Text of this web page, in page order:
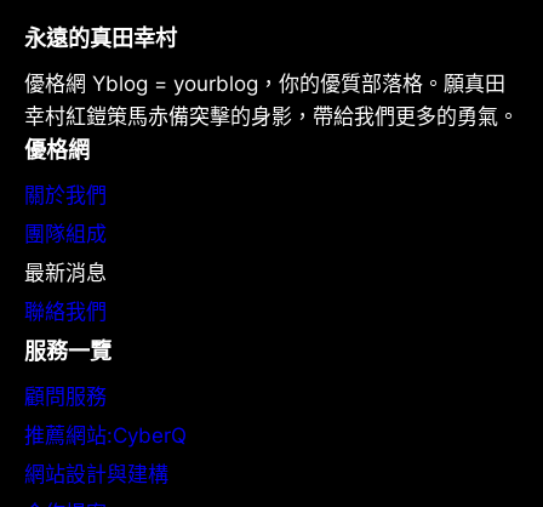
永遠的真田幸村
優格網 Yblog = yourblog，你的優質部落格。願真田
幸村紅鎧策馬赤備突擊的身影，帶給我們更多的勇氣。
優格網
關於我們
團隊組成
最新消息
聯絡我們
服務一覽
顧問服務
推薦網站:CyberQ
網站設計與建構